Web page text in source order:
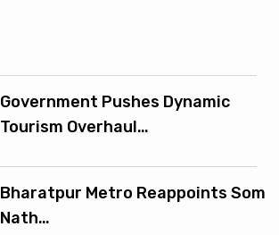
Government Pushes Dynamic
Tourism Overhaul…
Bharatpur Metro Reappoints Som
Nath…